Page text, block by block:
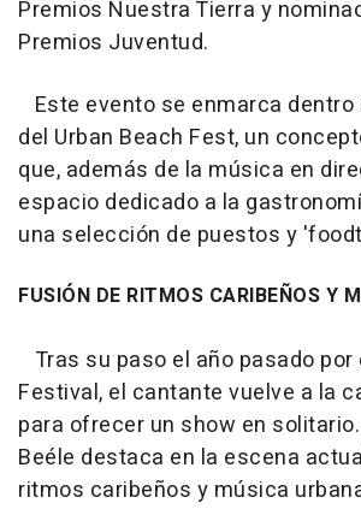
Premios Nuestra Tierra y
Premios Juventud.
Este evento se enmarca
del Urban Beach Fest, un
que, además de la música en
espacio dedicado a la
una selección de puestos y
FUSIÓN DE RITMOS CARIBEÑOS Y
Tras su paso el año pasado por
Festival, el cantante vuelve a la
para ofrecer un show en
Beéle destaca en la escena
ritmos caribeños y música